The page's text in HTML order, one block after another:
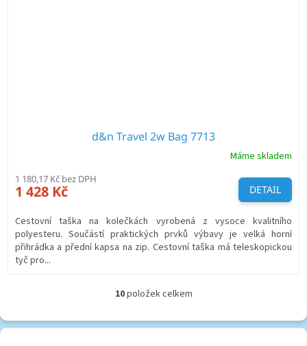
d&n Travel 2w Bag 7713
Máme skladem
1 180,17 Kč bez DPH
1 428 Kč DETAIL
Cestovní taška na kolečkách vyrobená z vysoce kvalitního
polyesteru. Součástí praktických prvků výbavy je velká horní
přihrádka a přední kapsa na zip. Cestovní taška má teleskopickou
tyč pro...
O
l
10položek celkem
Z